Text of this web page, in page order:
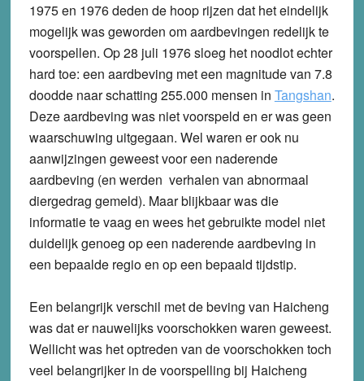
1975 en 1976 deden de hoop rijzen dat het eindelijk
mogelijk was geworden om aardbevingen redelijk te
voorspellen. Op 28 juli 1976 sloeg het noodlot echter
hard toe: een aardbeving met een magnitude van 7.8
doodde naar schatting 255.000 mensen in Tangshan.
Deze aardbeving was niet voorspeld en er was geen
waarschuwing uitgegaan. Wel waren er ook nu
aanwijzingen geweest voor een naderende
aardbeving (en werden verhalen van abnormaal
diergedrag gemeld). Maar blijkbaar was die
informatie te vaag en wees het gebruikte model niet
duidelijk genoeg op een naderende aardbeving in
een bepaalde regio en op een bepaald tijdstip.
Een belangrijk verschil met de beving van Haicheng
was dat er nauwelijks voorschokken waren geweest.
Wellicht was het optreden van de voorschokken toch
veel belangrijker in de voorspelling bij Haicheng